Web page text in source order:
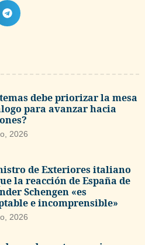
debe priorizar la mesa
para avanzar hacia
2026
de Exteriores italiano
la reacción de España de
Schengen «es
e incomprensible»
2026